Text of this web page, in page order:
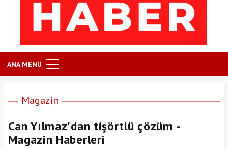
ANA MENÜ
Magazin
Can Yılmaz'dan tişörtlü çözüm -
Magazin Haberleri